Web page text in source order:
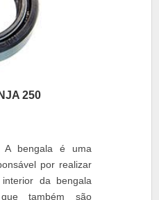
250
A bengala é uma
por realizar
da bengala
também são